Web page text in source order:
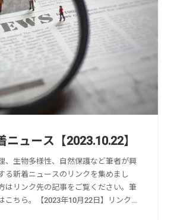
ュース【2023.10.22】
、生物多様性、自然保護など筆者が興
る新着ニュースのリンクを集めまし
はリンク先の記事をご覧ください。筆
こちら。【2023年10月22日】リンク